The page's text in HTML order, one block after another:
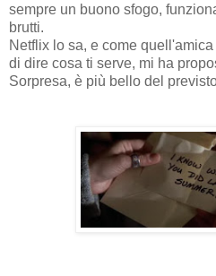
sempre un buono sfogo,
brutti.
Netflix lo sa, e come
di dire cosa ti serve, mi ha
Sorpresa, è più bello del